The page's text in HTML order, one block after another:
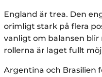
England är trea. Den
orimligt stark på flera
vanligt om balansen
rollerna är laget fullt
Argentina och Brasilien